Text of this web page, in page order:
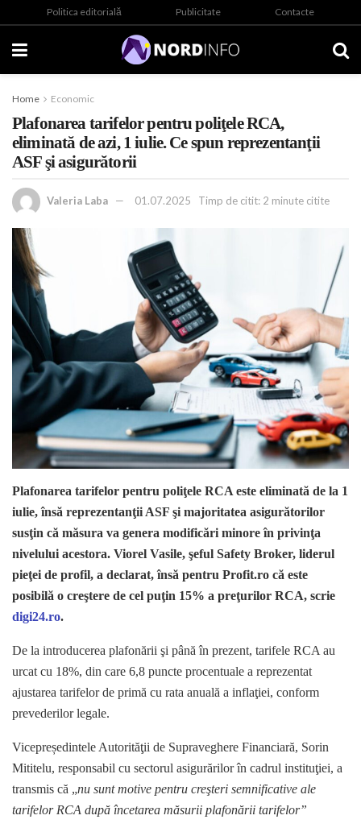
Politica editorială Publicitate Contacte
Home Economic
Plafonarea tarifelor pentru poliţele RCA,
eliminată de azi, 1 iulie. Ce spun reprezentanţii
ASF şi asigurătorii
Valeria Laba 01.07.2025 Timp de citit: 2 minute citite
Plafonarea tarifelor pentru poliţele RCA este eliminată de la 1
iulie, însă reprezentanţii ASF şi majoritatea asigurătorilor
susţin că măsura va genera modificări minore în privinţa
nivelului acestora. Viorel Vasile, şeful Safety Broker, liderul
pieţei de profil, a declarat, însă pentru Profit.ro că este
posibilă o creştere de cel puţin 15% a preţurilor RCA, scrie
digi24.ro.
De la introducerea plafonării şi până în prezent, tarifele RCA au
urcat cu 18%, din care 6,8 puncte procentuale a reprezentat
ajustarea tarifelor de primă cu rata anuală a inflaţiei, conform
prevederilor legale.
Vicepreședintele Autorităţii de Supraveghere Financiară, Sorin
Mititelu, responsabil cu sectorul asigurărilor în cadrul instituţiei, a
transmis că „nu sunt motive pentru creşteri semnificative ale
tarifelor RCA după încetarea măsurii plafonării tarifelor”